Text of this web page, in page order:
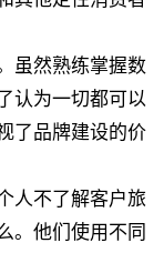
虽然熟练掌握数
认为一切都可以
了品牌建设的价
人不了解客户旅
。他们使用不同